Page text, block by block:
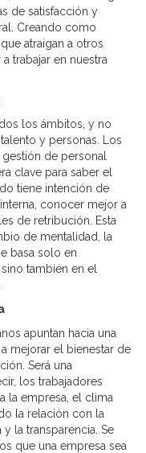
de satisfacción y
Creando como
atraigan a otros
trabajar en nuestra
los ámbitos, y no
y personas. Los
de personal
clave para saber el
tiene intención de
conocer mejor a
de retribución. Esta
de mentalidad, la
basa solo en
también en el
apuntan hacia una
mejorar el bienestar de
Será una
los trabajadores
la empresa, el clima
la relación con la
la transparencia. Se
que una empresa sea